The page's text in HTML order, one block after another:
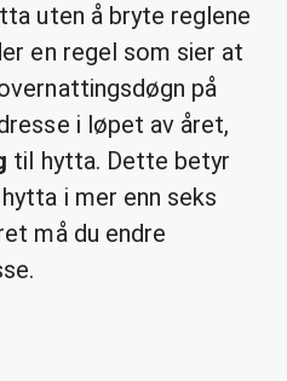
uten å bryte reglene
en regel som sier at
på
i løpet av året,
til hytta. Dette betyr
i mer enn seks
må du endre